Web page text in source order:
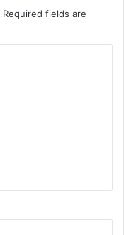
Required fields are